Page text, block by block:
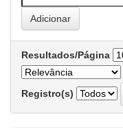
Resultados/Página
Registro(s)